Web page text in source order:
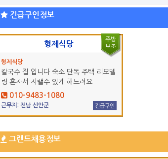
긴급구인정보
형제식당
형제식당
칼국수 집 입니다 숙소 단독 주택 리모델
링 혼자서 지랠수 있게 해드려요
010-9483-1080
근무지: 전남 신안군 긴급구인
주방
보조
그랜드채용정보